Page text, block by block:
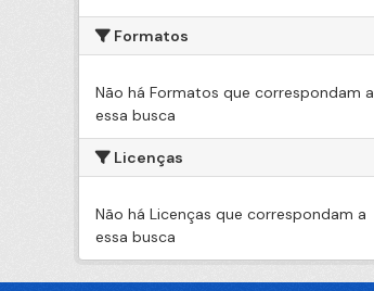
Formatos
Não há Formatos que correspondam a
essa busca
Licenças
Não há Licenças que correspondam a
essa busca